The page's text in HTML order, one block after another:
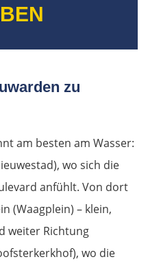
zu
am besten am Wasser:
wo sich die
anfühlt. Von dort
(Waagplein) – klein,
weiter Richtung
wo die